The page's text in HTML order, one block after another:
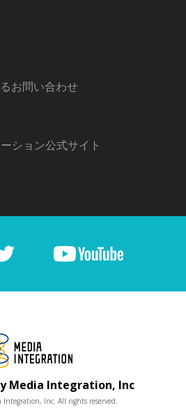
お問い合わせ
ション公式サイト
Media Integration, Inc
Integration, Inc. All rights reserved.